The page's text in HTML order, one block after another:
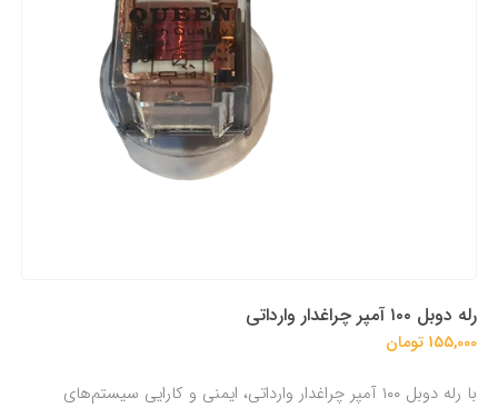
رله دوبل ۱۰۰ آمپر چراغدار وارداتی
155,000 تومان
با رله دوبل ۱۰۰ آمپر چراغدار وارداتی، ایمنی و کارایی سیستم‌های